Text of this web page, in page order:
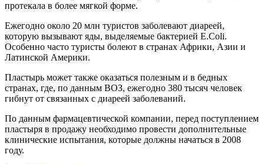
протекала в более мягкой форме.
Ежегодно около 20 млн туристов заболевают диареей,
которую вызывают яды, выделяемые бактерией E.Coli.
Особенно часто туристы болеют в странах Африки, Азии и
Латинской Америки.
Пластырь может также оказаться полезным и в бедных
странах, где, по данным ВОЗ, ежегодно 380 тысяч человек
гибнут от связанных с диареей заболеваний.
По данным фармацевтической компании, перед поступлением
пластыря в продажу необходимо провести дополнительные
клинические испытания, которые должны начаться в 2008
году.